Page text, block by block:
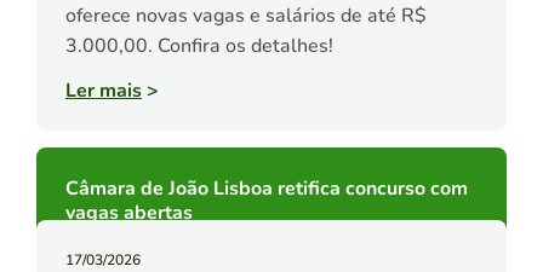
oferece novas vagas e salários de até R$
3.000,00. Confira os detalhes!
Ler mais>
Câmara de João Lisboa retifica concurso com
vagas abertas
17/03/2026